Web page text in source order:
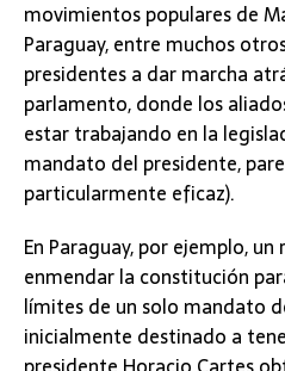
movimientos populares de
Paraguay, entre muchos
presidentes a dar marcha
parlamento, donde los
estar trabajando en la
mandato del presidente,
particularmente eficaz).
En Paraguay, por ejemplo,
enmendar la constitución
límites de un solo mandato
inicialmente destinado a